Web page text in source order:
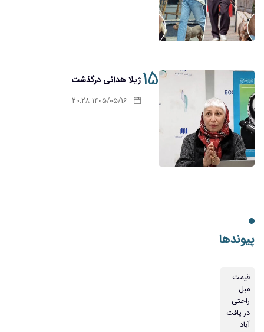
۱۵ژیلا هدائی درگذشت
۱۴۰۵/۰۵/۱۶ ۲۰:۲۸
پیوندها
قیمت
مبل
راحتی
در یافت
آباد